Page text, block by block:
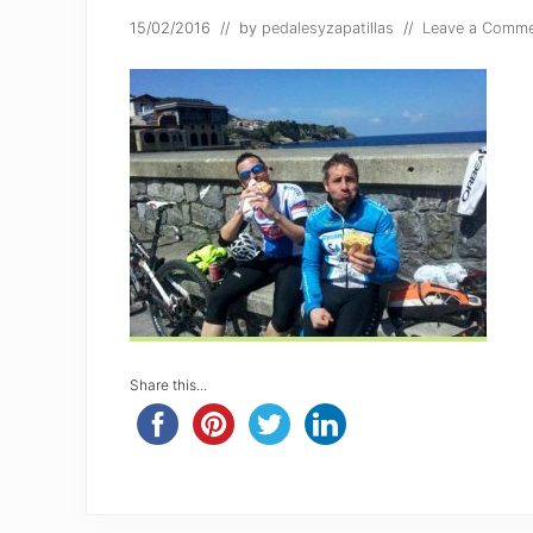
15/02/2016 // by pedalesyzapatillas // Leave a
Share this...